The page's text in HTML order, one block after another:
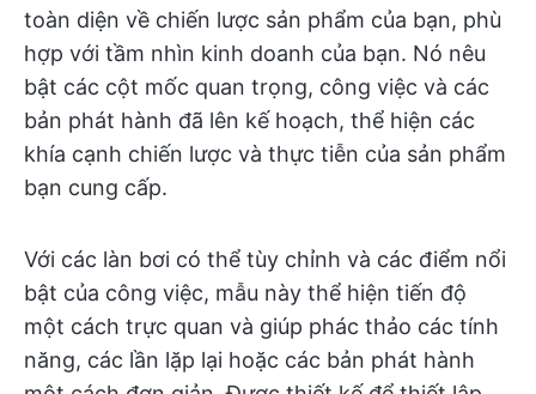
toàn diện về chiến lược sản phẩm của bạn, phù
hợp với tầm nhìn kinh doanh của bạn. Nó nêu
bật các cột mốc quan trọng, công việc và các
bản phát hành đã lên kế hoạch, thể hiện các
khía cạnh chiến lược và thực tiễn của sản phẩm
bạn cung cấp.
Với các làn bơi có thể tùy chỉnh và các điểm nổi
bật của công việc, mẫu này thể hiện tiến độ
một cách trực quan và giúp phác thảo các tính
năng, các lần lặp lại hoặc các bản phát hành